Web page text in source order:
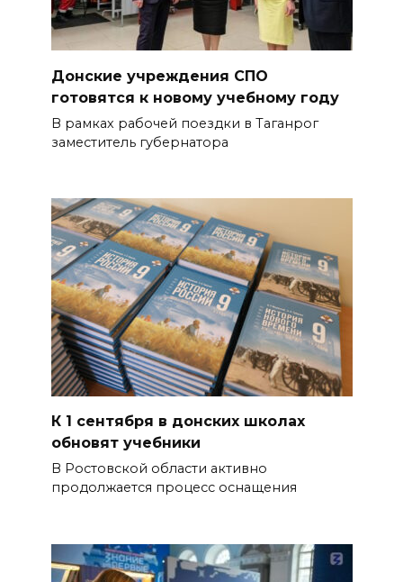
Донские учреждения СПО
готовятся к новому учебному году
В рамках рабочей поездки в Таганрог
заместитель губернатора
К 1 сентября в донских школах
обновят учебники
В Ростовской области активно
продолжается процесс оснащения